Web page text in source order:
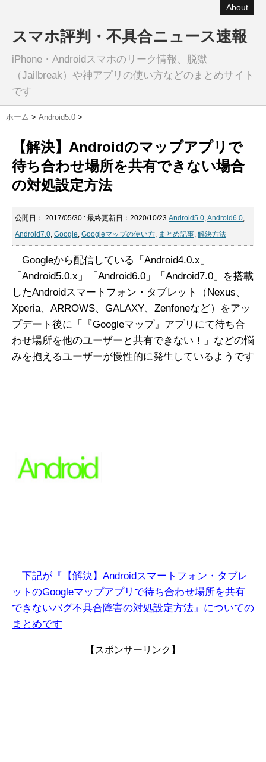
About
スマホ評判・不具合ニュース速報
iPhone・Androidスマホのリーク情報、脱獄
（Jailbreak）や神アプリの使い方などのまとめサイト
です
ホーム > Android5.0 >
【解決】Androidのマップアプリで
待ち合わせ場所を共有できない場合
の対処設定方法
公開日： 2017/05/30 : 最終更新日：2020/10/23 Android5.0,Android6.0,
Android7.0, Google, Googleマップの使い方, まとめ記事, 解決方法
Googleから配信している「Android4.0.x」
「Android5.0.x」「Android6.0」「Android7.0」を搭載
したAndroidスマートフォン・タブレット（Nexus、
Xperia、ARROWS、GALAXY、Zenfoneなど）をアッ
プデート後に「『Googleマップ』アプリにて待ち合
わせ場所を他のユーザーと共有できない！」などの悩
みを抱えるユーザーが慢性的に発生しているようです
下記が『【解決】Androidスマートフォン・タブレ
ットのGoogleマップアプリで待ち合わせ場所を共有
できないバグ不具合障害の対処設定方法』についての
まとめです
【スポンサーリンク】